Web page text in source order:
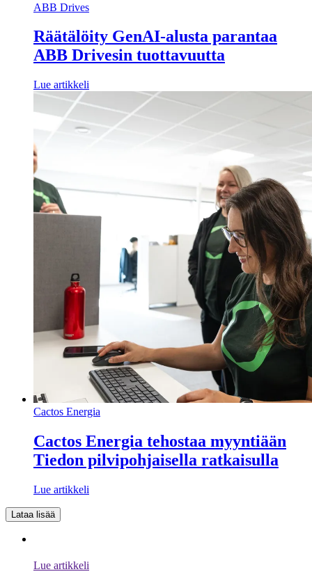
ABB Drives
Räätälöity GenAI-alusta parantaa
ABB Drivesin tuottavuutta
Lue artikkeli
Cactos Energia
Cactos Energia tehostaa myyntiään
Tiedon pilvipohjaisella ratkaisulla
Lue artikkeli
Lataa lisää
Lue artikkeli